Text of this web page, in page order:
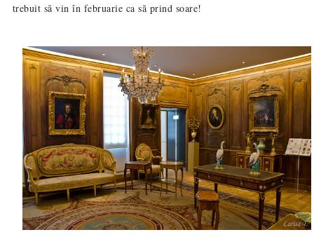
trebuit să vin în februarie ca să prind soare!